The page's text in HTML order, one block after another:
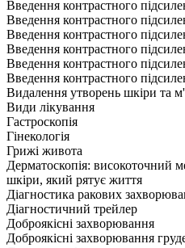
Введення контрастного
Введення контрастного
Введення контрастного
Введення контрастного
Введення контрастного
Введення контрастного
Видалення утворень шкіри та
Види лікування
Гастроскопія
Гінекологія
Грижі живота
Дерматоскопія: високоточний
шкіри, який рятує життя
Діагностика ракових
Діагностичний трейлер
Доброякісні захворювання
Доброякісні захворювання